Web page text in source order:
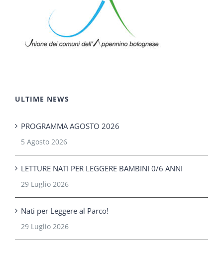
ULTIME NEWS
PROGRAMMA AGOSTO 2026
5 Agosto 2026
LETTURE NATI PER LEGGERE BAMBINI 0/6 ANNI
29 Luglio 2026
Nati per Leggere al Parco!
29 Luglio 2026